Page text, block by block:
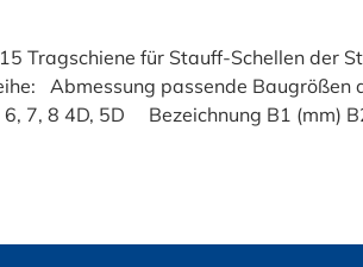
Tragschiene für Stauff-Schellen der
2 1D, 2D TS 14